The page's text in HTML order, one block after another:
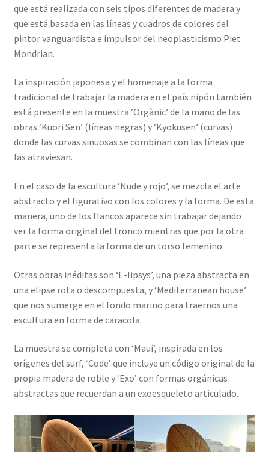
que está realizada con seis tipos diferentes de madera y
que está basada en las líneas y cuadros de colores del
pintor vanguardista e impulsor del neoplasticismo Piet
Mondrian.
La inspiración japonesa y el homenaje a la forma
tradicional de trabajar la madera en el país nipón también
está presente en la muestra ‘Orgànic’ de la mano de las
obras ‘Kuori Sen’ (líneas negras) y ‘Kyokusen’ (curvas)
donde las curvas sinuosas se combinan con las líneas que
las atraviesan.
En el caso de la escultura ‘Nude y rojo’, se mezcla el arte
abstracto y el figurativo con los colores y la forma. De esta
manera, uno de los flancos aparece sin trabajar dejando
ver la forma original del tronco mientras que por la otra
parte se representa la forma de un torso femenino.
Otras obras inéditas son ‘E-lipsys’, una pieza abstracta en
una elipse rota o descompuesta, y ‘Mediterranean house’
que nos sumerge en el fondo marino para traernos una
escultura en forma de caracola.
La muestra se completa con ‘Maui’, inspirada en los
orígenes del surf, ‘Code’ que incluye un código original de la
propia madera de roble y ‘Exo’ con formas orgánicas
abstractas que recuerdan a un exoesqueleto articulado.